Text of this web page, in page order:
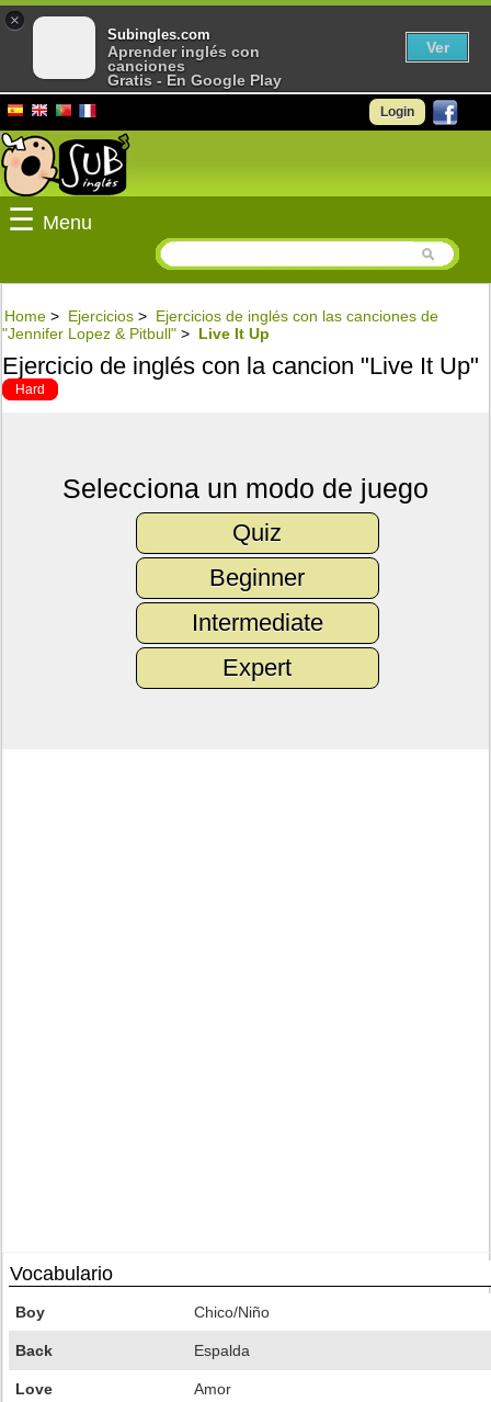
Login
☰ Menu
Home > Ejercicios > Ejercicios de inglés con las canciones de
"Jennifer Lopez & Pitbull" > Live It Up
Ejercicio de inglés con la cancion "Live It Up"
Hard
Selecciona un modo de juego
Quiz
Beginner
Intermediate
Expert
Vocabulario
Boy Chico/Niño
Back Espalda
Love Amor
×
Subingles.com
Aprender inglés con
canciones
Gratis - En Google Play
Ver